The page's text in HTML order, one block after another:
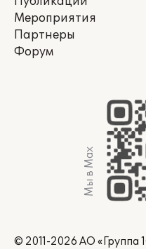
Мероприятия
Партнеры
Форум
Мы в Max
© 2011-2026 АО «Группа